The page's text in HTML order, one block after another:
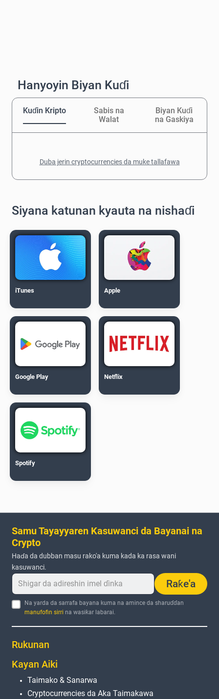
Hanyoyin Biyan Kuɗi
Kuɗin Kripto
Sabis na
Walat
Biyan Kuɗi
na Gaskiya
Duba jerin cryptocurrencies da muke tallafawa
Siyana katunan kyauta na nishaɗi
iTunes Apple
Google Play Netflix
Spotify
Samu Tayayyaren Kasuwanci da Bayanai na
Crypto
Haɗa da dubban masu rako'a kuma kada ka rasa wani
kasuwanci.
Raƙe'a
Na yarda da sarrafa bayana kuma na amince da sharuɗɗan
manufofin sirri na wasiƙar labarai.
Rukunan
Kayan Aiki
Taimako & Sanarwa
Cryptocurrencies da Aka Taimakawa